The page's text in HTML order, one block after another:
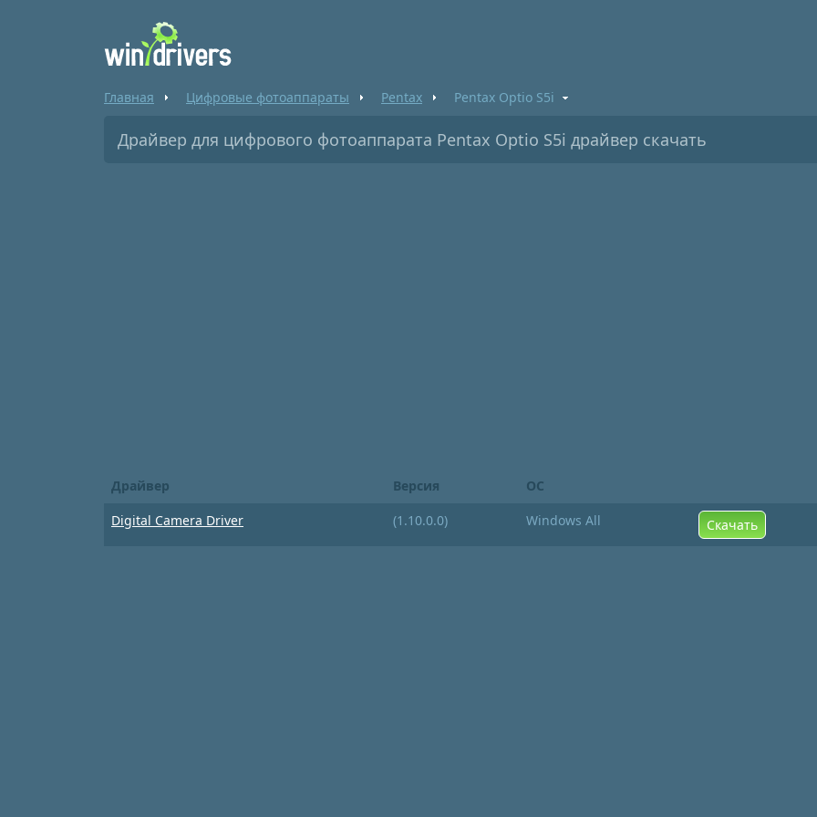
Главная Цифровые фотоаппараты Pentax Pentax Optio S5i
Драйвер для цифрового фотоаппарата Pentax Optio S5i драйвер скачать
Драйвер Версия
ОС
Digital Camera Driver
(1.10.0.0) Windows All Скачать